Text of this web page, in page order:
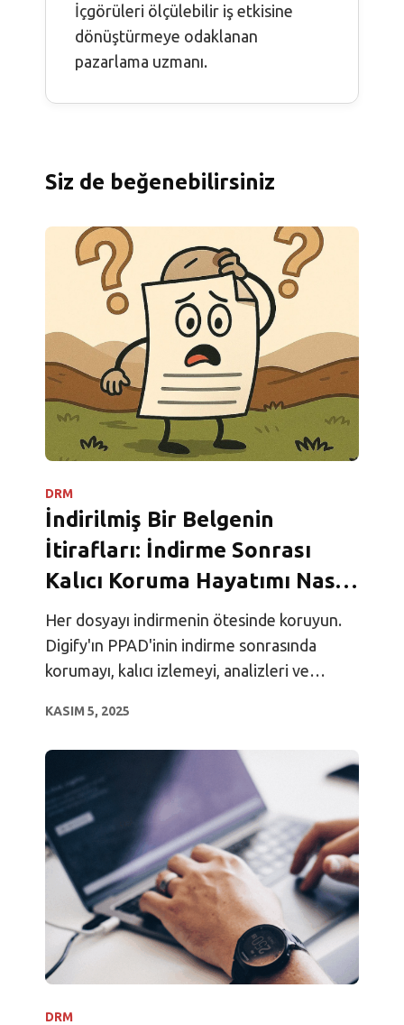
İçgörüleri ölçülebilir iş etkisine
dönüştürmeye odaklanan
pazarlama uzmanı.
Siz de beğenebilirsiniz
DRM
İndirilmiş Bir Belgenin
İtirafları: İndirme Sonrası
Kalıcı Koruma Hayatımı Nasıl
Değiştirdi?
Her dosyayı indirmenin ötesinde koruyun.
Digify'ın PPAD'inin indirme sonrasında
korumayı, kalıcı izlemeyi, analizleri ve
KASIM 5, 2025
DRM